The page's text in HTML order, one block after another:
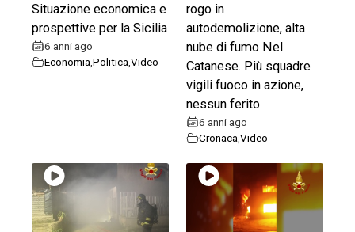
Situazione economica e
prospettive per la Sicilia
6 anni ago
Economia Politica Video
rogo in
autodemolizione, alta
nube di fumo Nel
Catanese. Più squadre
vigili fuoco in azione,
nessun ferito
6 anni ago
Cronaca ,Video